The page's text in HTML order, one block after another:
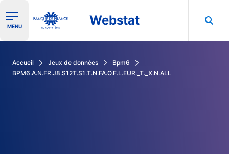
Ouvrir le menu de navigation
MENU Webstat
Accueil Jeux de données
Bpm6
BPM6.A.N.FR.J8.S12T.S1.T.N.FA.O.F.L.EUR._T._X.N.ALL